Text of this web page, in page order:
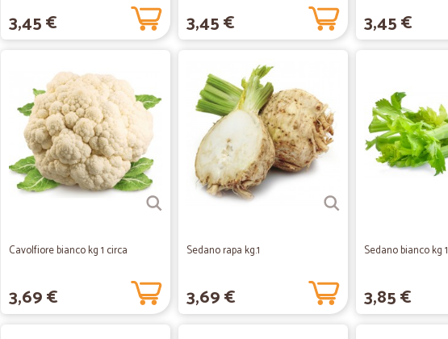
3,45 € 3,45 € 3,45 €
Cavolfiore bianco kg 1 circa
3,69 €
Sedano rapa kg.1
3,69 €
Sedano bianco kg 1
3,85 €